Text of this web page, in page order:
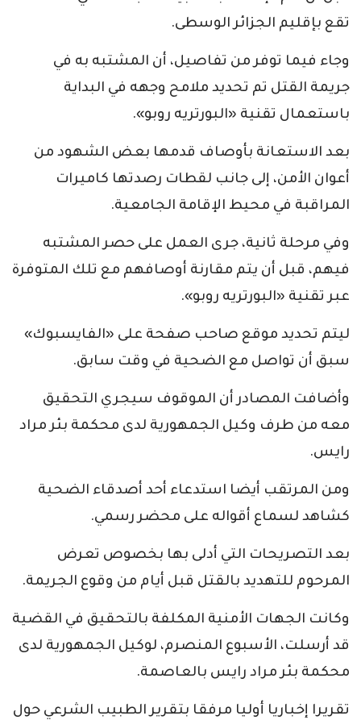
تقع بإقليم الجزائر الوسطى.
وجاء فيما توفر من تفاصيل، أن المشتبه به في
جريمة القتل تم تحديد ملامح وجهه في البداية
باستعمال تقنية «البورتريه روبو».
بعد الاستعانة بأوصاف قدمها بعض الشهود من
أعوان الأمن، إلى جانب لقطات رصدتها كاميرات
المراقبة في محيط الإقامة الجامعية.
وفي مرحلة ثانية، جرى العمل على حصر المشتبه
فيهم، قبل أن يتم مقارنة أوصافهم مع تلك المتوفرة
عبر تقنية «البورتريه روبو».
ليتم تحديد موقع صاحب صفحة على «الفايسبوك»
سبق أن تواصل مع الضحية في وقت سابق.
وأضافت المصادر أن الموقوف سيجري التحقيق
معه من طرف وكيل الجمهورية لدى محكمة بئر مراد
رايس.
ومن المرتقب أيضا استدعاء أحد أصدقاء الضحية
كشاهد لسماع أقواله على محضر رسمي.
بعد التصريحات التي أدلى بها بخصوص تعرض
المرحوم للتهديد بالقتل قبل أيام من وقوع الجريمة.
وكانت الجهات الأمنية المكلفة بالتحقيق في القضية
قد أرسلت، الأسبوع المنصرم، لوكيل الجمهورية لدى
محكمة بئر مراد رايس بالعاصمة.
تقريرا إخباريا أوليا مرفقا بتقرير الطبيب الشرعي حول